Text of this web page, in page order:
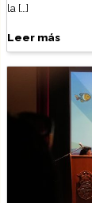
la […]
Leer más